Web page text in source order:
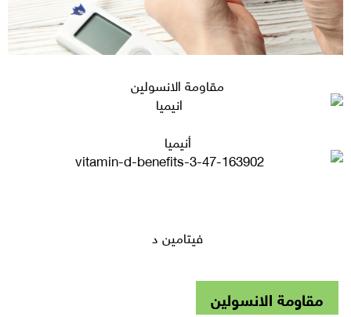
مقاومة الانسولين
أنيميا
فيتامين د
مقاومة الانسولين